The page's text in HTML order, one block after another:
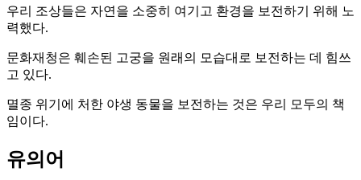
우리 조상들은 자연을 소중히 여기고 환경을 보전하기 위해 노
력했다.
문화재청은 훼손된 고궁을 원래의 모습대로 보전하는 데 힘쓰
고 있다.
멸종 위기에 처한 야생 동물을 보전하는 것은 우리 모두의 책
임이다.
유의어